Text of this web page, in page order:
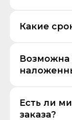
Какие
Возможна
Есть ли
заказа?